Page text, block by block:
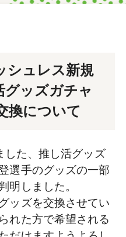
シュレス新規
ッズガチャ
換について
した、推し活グッズ
選手のグッズの一部
明しました。
ッズを交換させてい
れた方で希望される